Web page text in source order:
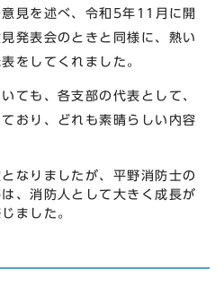
見を述べ、令和5年11月に開
発表会のときと同様に、熱い
をしてくれました。
ても、各支部の代表として、
おり、どれも素晴らしい内容
なりましたが、平野消防士の
、消防人として大きく成長が
ました。